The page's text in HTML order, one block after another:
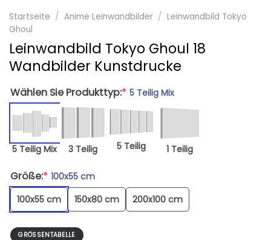
Startseite / Anime Leinwandbilder / Leinwandbild Tokyo
Ghoul
Leinwandbild Tokyo Ghoul 18
Wandbilder Kunstdrucke
Wählen Sie Produkttyp:* 5 Teilig Mix
5 Teilig Mix 3 Teilig 5 Teilig 1 Teilig
Größe:* 100x55 cm
100x55 cm
150x80 cm 200x100 cm
GRÖSSENTABELLE